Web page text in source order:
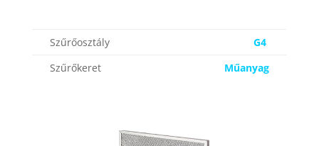
Szűrőosztály
G4
Szűrőkeret
Műanyag